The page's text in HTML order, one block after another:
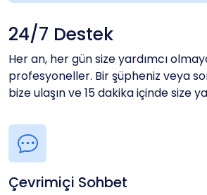
24/7 Destek
Her an, her gün size yardımcı
profesyoneller. Bir şüpheniz veya
bize ulaşın ve 15 dakika içinde size
Çevrimiçi Sohbet